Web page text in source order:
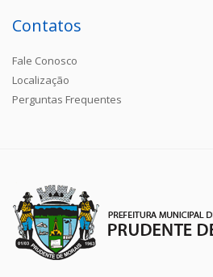
Contatos
Fale Conosco
Localização
Perguntas Frequentes